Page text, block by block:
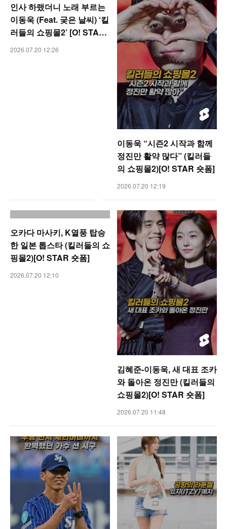
인사 하랬더니 노래 부르는
이동욱 (Feat. 궂은 날씨) ‘킬
러들의 쇼핑몰2’ [O! STAR
숏폼]
2026.07.20 12:26
이동욱 “시즌2 시작과 함께
정진만 활약 많다” (킬러들
의 쇼핑몰2)[O! STAR 숏폼]
2026.07.20 12:19
오카다 마사키, K열풍 탑승
한 일본 톱스타 (킬러들의 쇼
핑몰2)[O! STAR 숏폼]
2026.07.20 12:10
김혜준-이동욱, 새 대표 조카
와 돌아온 정진만 (킬러들의
쇼핑몰2)[O! STAR 숏폼]
2026.07.20 11:48